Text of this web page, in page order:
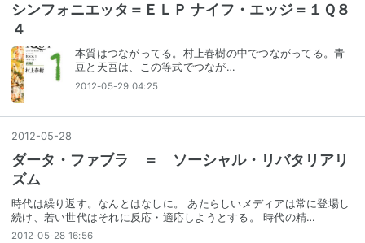
シンフォニエッタ＝ＥＬＰ ナイフ・エッジ＝１Ｑ８
４
本質はつながってる。村上春樹の中でつながってる。青
豆と天吾は、この等式でつなが…
2012-05-29 04:25
2012-05-28
ダータ・ファブラ ＝ ソーシャル・リバタリアリ
ズム
時代は繰り返す。なんとはなしに。 あたらしいメディアは常に登場し
続け、若い世代はそれに反応・適応しようとする。 時代の精…
2012-05-28 16:56